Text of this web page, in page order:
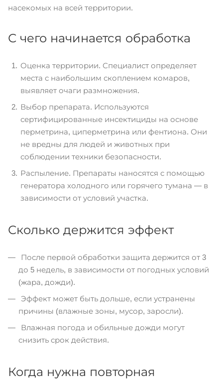
насекомых на всей территории.
С чего начинается обработка
Оценка территории. Специалист определяет
места с наибольшим скоплением комаров,
выявляет очаги размножения.
Выбор препарата. Используются
сертифицированные инсектициды на основе
перметрина, циперметрина или фентиона. Они
не вредны для людей и животных при
соблюдении техники безопасности.
Распыление. Препараты наносятся с помощью
генератора холодного или горячего тумана — в
зависимости от условий участка.
Сколько держится эффект
После первой обработки защита держится от 3
до 5 недель, в зависимости от погодных условий
(жара, дожди).
Эффект может быть дольше, если устранены
причины (влажные зоны, мусор, заросли).
Влажная погода и обильные дожди могут
снизить срок действия.
Когда нужна повторная